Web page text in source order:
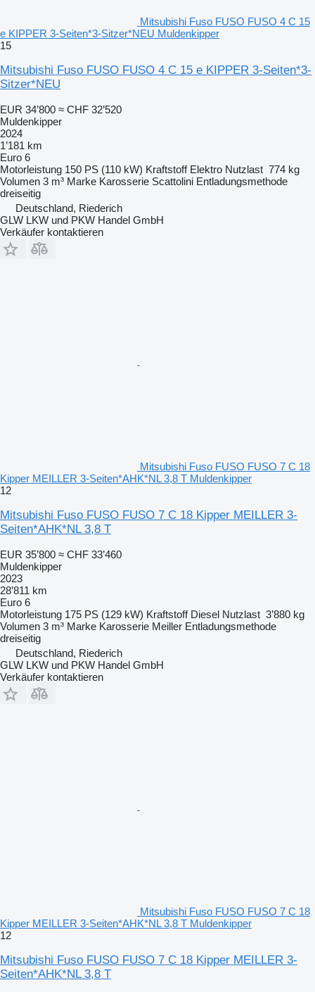
Mitsubishi Fuso FUSO FUSO 4 C 15
e KIPPER 3-Seiten*3-Sitzer*NEU Muldenkipper
15
Mitsubishi Fuso FUSO FUSO 4 C 15 e KIPPER 3-Seiten*3-
Sitzer*NEU
EUR 34’800 ≈ CHF 32’520
Muldenkipper
2024
1’181 km
Euro 6
Motorleistung 150 PS (110 kW) Kraftstoff Elektro Nutzlast 774 kg
Volumen 3 m³ Marke Karosserie Scattolini Entladungsmethode
dreiseitig
Deutschland, Riederich
GLW LKW und PKW Handel GmbH
Verkäufer kontaktieren
Mitsubishi Fuso FUSO FUSO 7 C 18
Kipper MEILLER 3-Seiten*AHK*NL 3,8 T Muldenkipper
12
Mitsubishi Fuso FUSO FUSO 7 C 18 Kipper MEILLER 3-
Seiten*AHK*NL 3,8 T
EUR 35’800 ≈ CHF 33’460
Muldenkipper
2023
28’811 km
Euro 6
Motorleistung 175 PS (129 kW) Kraftstoff Diesel Nutzlast 3’880 kg
Volumen 3 m³ Marke Karosserie Meiller Entladungsmethode
dreiseitig
Deutschland, Riederich
GLW LKW und PKW Handel GmbH
Verkäufer kontaktieren
Mitsubishi Fuso FUSO FUSO 7 C 18
Kipper MEILLER 3-Seiten*AHK*NL 3,8 T Muldenkipper
12
Mitsubishi Fuso FUSO FUSO 7 C 18 Kipper MEILLER 3-
Seiten*AHK*NL 3,8 T